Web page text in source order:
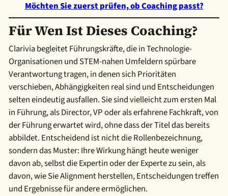
Möchten Sie zuerst prüfen, ob Coaching passt?
Für Wen Ist Dieses Coaching?
Clarivia begleitet Führungskräfte, die in Technologie-
Organisationen und STEM-nahen Umfeldern spürbare
Verantwortung tragen, in denen sich Prioritäten
verschieben, Abhängigkeiten real sind und Entscheidungen
selten eindeutig ausfallen. Sie sind vielleicht zum ersten Mal
in Führung, als Director, VP oder als erfahrene Fachkraft, von
der Führung erwartet wird, ohne dass der Titel das bereits
abbildet. Entscheidend ist nicht die Rollenbezeichnung,
sondern das Muster: Ihre Wirkung hängt heute weniger
davon ab, selbst die Expertin oder der Experte zu sein, als
davon, wie Sie Alignment herstellen, Entscheidungen treffen
und Ergebnisse für andere ermöglichen.